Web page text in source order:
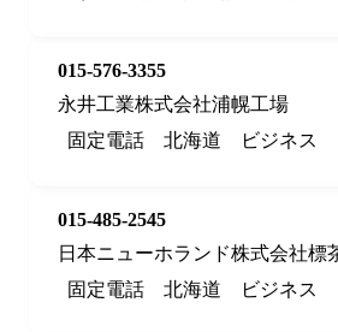
015-576-3355
永井工業株式会社浦幌工場
固定電話
北海道 ビジネス
015-485-2545
日本ニューホランド株式会社標
固定電話
北海道 ビジネス